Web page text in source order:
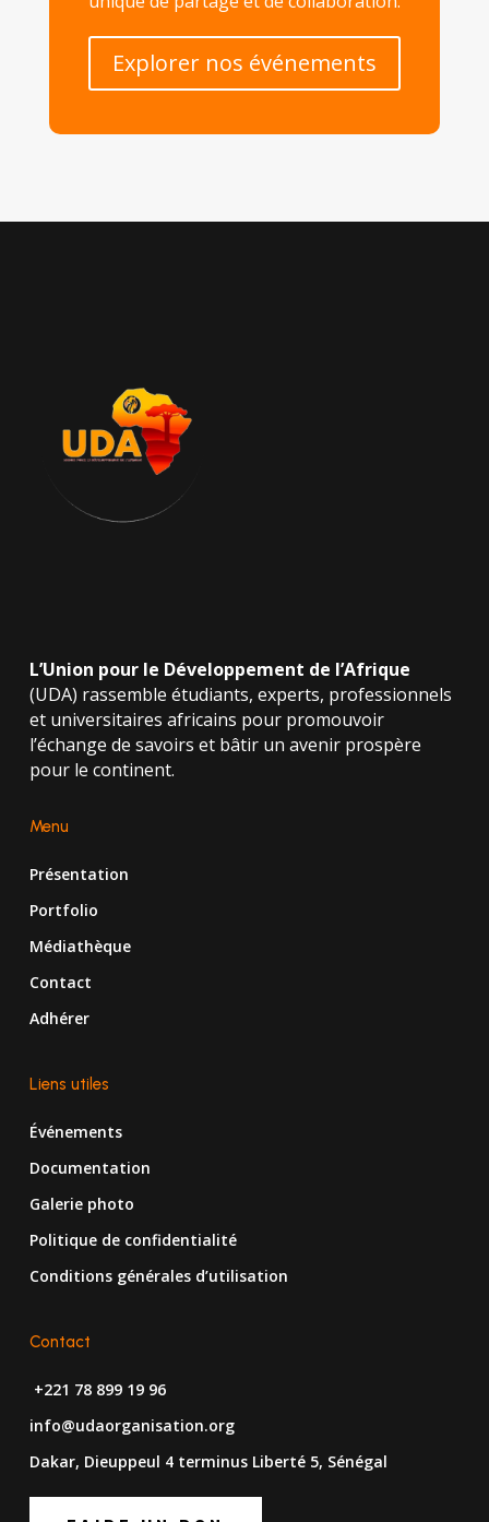
Explorer nos événements
L’Union pour le Développement de l’Afrique
(UDA) rassemble étudiants, experts, professionnels
et universitaires africains pour promouvoir
l’échange de savoirs et bâtir un avenir prospère
pour le continent.
Menu
Présentation
Portfolio
Médiathèque
Contact
Adhérer
Liens utiles
Événements
Documentation
Galerie photo
Politique de confidentialité
Conditions générales d’utilisation
Contact
+221 78 899 19 96
info@udaorganisation.org
Dakar, Dieuppeul 4 terminus Liberté 5, Sénégal